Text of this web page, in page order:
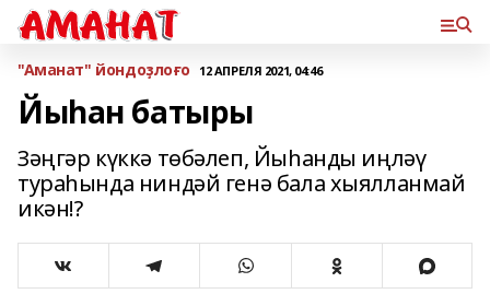
"Аманат" йондоҙлоғо 12 АПРЕЛЯ 2021, 04:46
Йыһан батыры
Зәңгәр күккә төбәлеп, Йыһанды иңләү
тураһында ниндәй генә бала хыялланмай
икән!?